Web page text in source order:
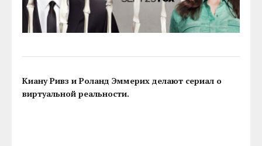
Киану Ривз и Роланд Эммерих делают сериал о
виртуальной реальности.